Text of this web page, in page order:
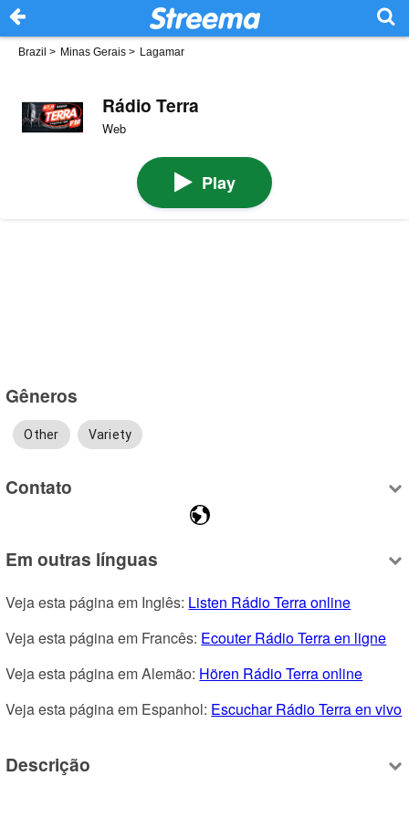
Brazil > Minas Gerais > Lagamar
Rádio Terra
Web
Play
Gêneros
Other Variety
Contato
Em outras línguas
Veja esta página em Inglês: Listen Rádio Terra online
Veja esta página em Francês: Ecouter Rádio Terra en ligne
Veja esta página em Alemão: Hören Rádio Terra online
Veja esta página em Espanhol: Escuchar Rádio Terra en vivo
Descrição